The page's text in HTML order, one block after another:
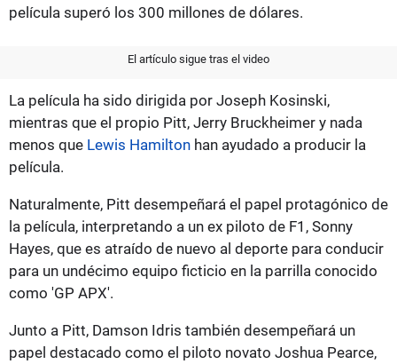
película superó los 300 millones de dólares.
El artículo sigue tras el video
La película ha sido dirigida por Joseph Kosinski,
mientras que el propio Pitt, Jerry Bruckheimer y nada
menos que Lewis Hamilton han ayudado a producir la
película.
Naturalmente, Pitt desempeñará el papel protagónico de
la película, interpretando a un ex piloto de F1, Sonny
Hayes, que es atraído de nuevo al deporte para conducir
para un undécimo equipo ficticio en la parrilla conocido
como 'GP APX'.
Junto a Pitt, Damson Idris también desempeñará un
papel destacado como el piloto novato Joshua Pearce,